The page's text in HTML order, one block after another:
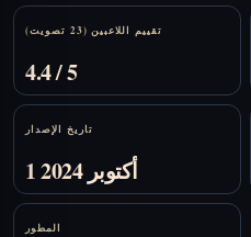
Stats
تقييم اللاعبين (23 تصويت)
4.4 / 5
تاريخ الإصدار
1 أكتوبر 2024
المطور